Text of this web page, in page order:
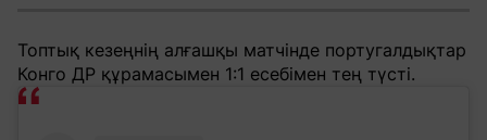
Топтық кезеңнің алғашқы матчінде португалдықтар
Конго ДР құрамасымен 1:1 есебімен тең түсті.